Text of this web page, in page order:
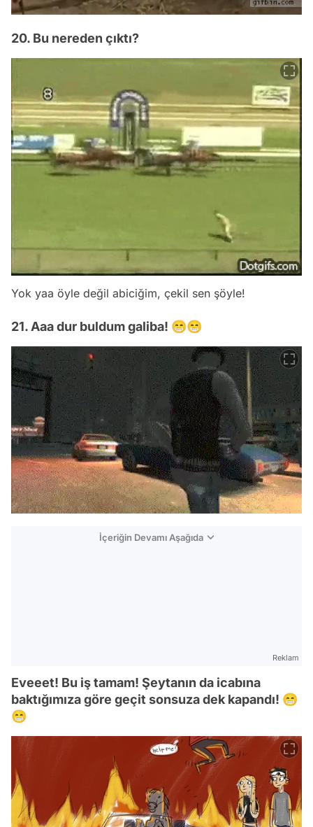
20. Bu nereden çıktı?
Yok yaa öyle değil abiciğim, çekil sen şöyle!
21. Aaa dur buldum galiba! 😁😁
İçeriğin Devamı Aşağıda
Reklam
Eveeet! Bu iş tamam! Şeytanın da icabına
baktığımıza göre geçit sonsuza dek kapandı! 😁
😁